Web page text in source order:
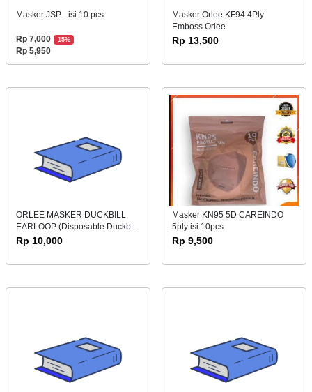
Masker JSP - isi 10 pcs
Rp 7,000 15%
Rp 5,950
Masker Orlee KF94 4Ply
Emboss Orlee
Rp 13,500
ORLEE MASKER DUCKBILL
EARLOOP (Disposable Duckbill
Face Mask) 10 pcs
Rp 10,000
Masker KN95 5D CAREINDO
5ply isi 10pcs
Rp 9,500